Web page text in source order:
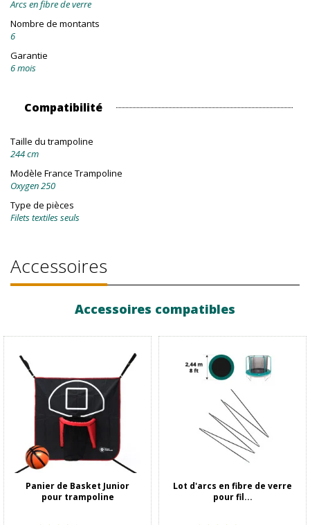
Arcs en fibre de verre
Nombre de montants
6
Garantie
6 mois
Compatibilité
Taille du trampoline
244 cm
Modèle France Trampoline
Oxygen 250
Type de pièces
Filets textiles seuls
Accessoires
Accessoires compatibles
Panier de Basket Junior
pour trampoline
Lot d'arcs en fibre de verre
pour fil...